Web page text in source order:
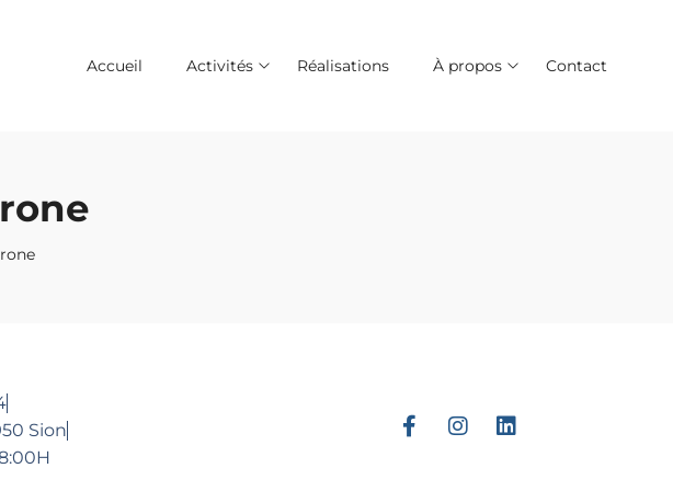
Accueil Activités Réalisations À propos Contact
Sion